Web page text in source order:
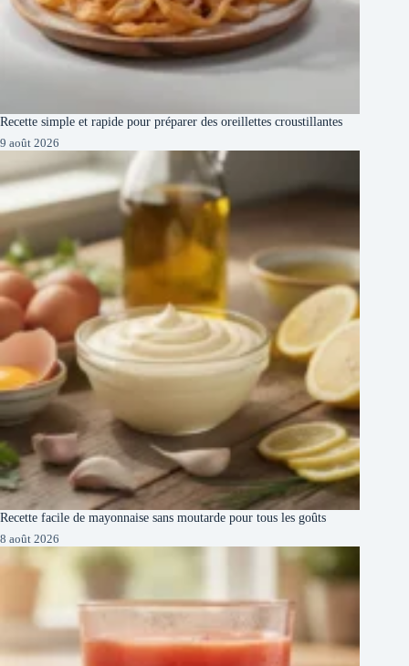
Recette simple et rapide pour préparer des oreillettes croustillantes
9 août 2026
Recette facile de mayonnaise sans moutarde pour tous les goûts
8 août 2026